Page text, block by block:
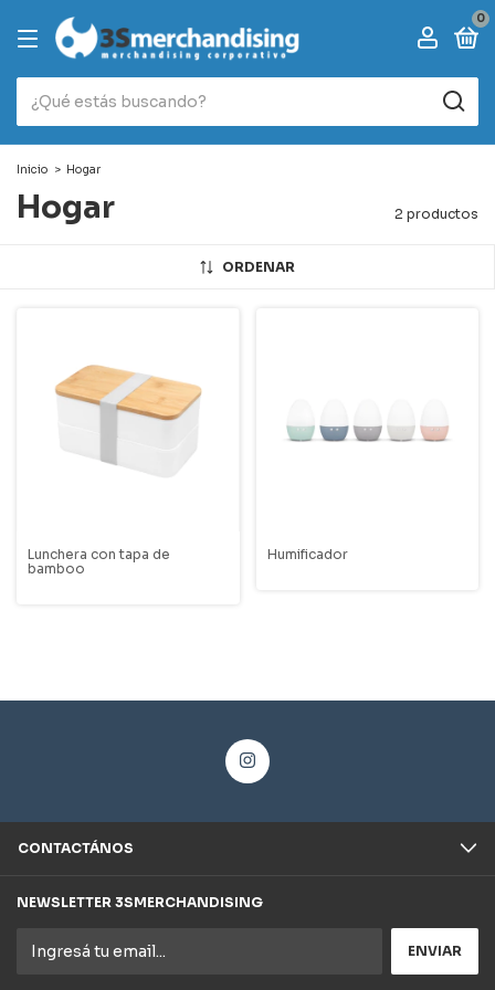
0
Inicio > Hogar
Hogar 2 productos
ORDENAR
Lunchera con tapa de
bamboo
Humificador
CONTACTÁNOS
NEWSLETTER 3SMERCHANDISING